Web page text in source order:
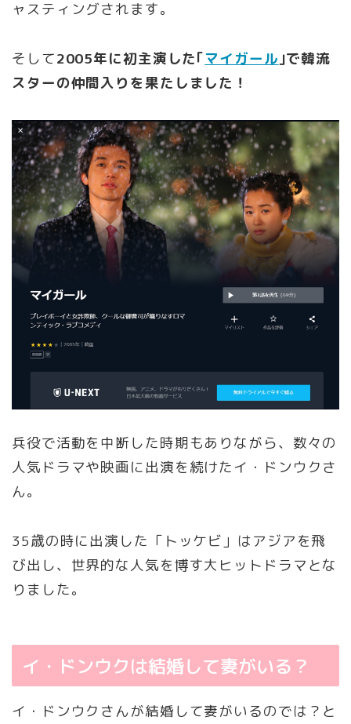
ャスティングされます。
そして2005年に初主演した｢マイガール ｣で韓流
スターの仲間入りを果たしました！
兵役で活動を中断した時期もありながら、数々の
人気ドラマや映画に出演を続けたイ・ドンウクさ
ん。
35歳の時に出演した「トッケビ」はアジアを飛
び出し、世界的な人気を博す大ヒットドラマとな
りました。
イ・ドンウクは結婚して妻がいる？
イ・ドンウクさんが結婚して妻がいるのでは？と